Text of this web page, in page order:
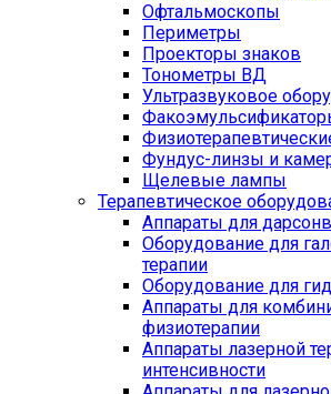
Офтальмоскопы
Периметры
Проекторы знаков
Тонометры ВД
Ультразвуковое
Фундус-линзы и
Щелевые лампы
Терапевтическое
Аппараты для
Оборудование для
терапии
Оборудование для
Аппараты для
физиотерапии
Аппараты лазерной
интенсивности